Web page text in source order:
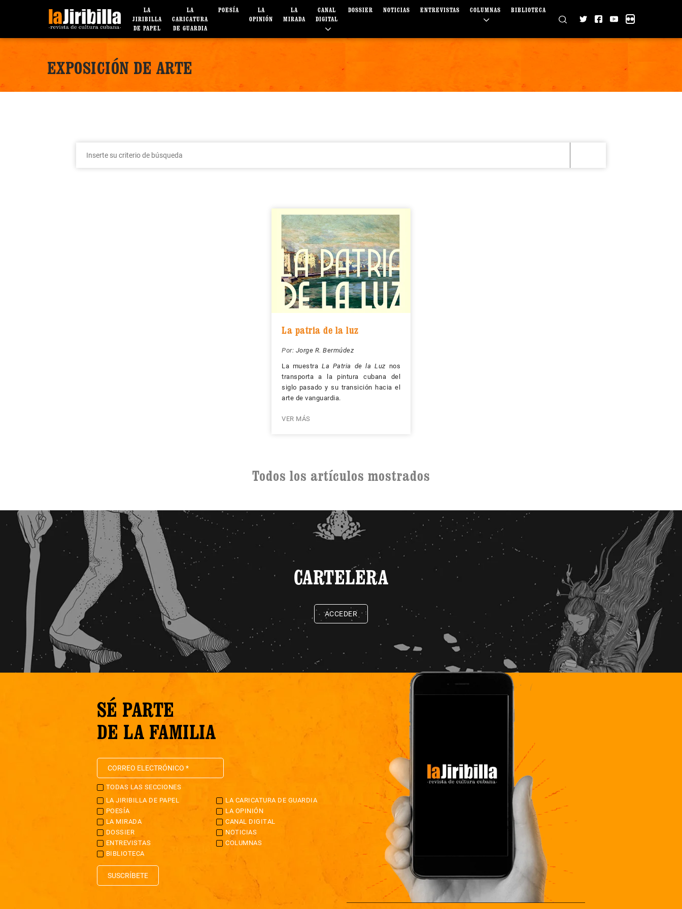
LA
JIRIBILLA
DE PAPEL
LA
CARICATURA
DE GUARDIA
POESÍA
LA
OPINIÓN
LA
MIRADA
CANAL
DIGITAL
DOSSIER NOTICIAS ENTREVISTAS COLUMNAS BIBLIOTECA
EXPOSICIÓN DE ARTE
La patria de la luz
Por: Jorge R. Bermúdez
La muestraLa Patria de la Luz nos
transporta a la pintura cubana del
siglo pasado y su transición hacia el
arte de vanguardia.
VER MÁS
Todos los artículos mostrados
CARTELERA
ACCEDER
SÉ PARTE
DE LA FAMILIA
TODAS LAS SECCIONES
LA JIRIBILLA DE PAPEL
LA CARICATURA DE GUARDIA
POESÍA
LA OPINIÓN
LA MIRADA
CANAL DIGITAL
DOSSIER
NOTICIAS
ENTREVISTAS
COLUMNAS
BIBLIOTECA
SUSCRÍBETE